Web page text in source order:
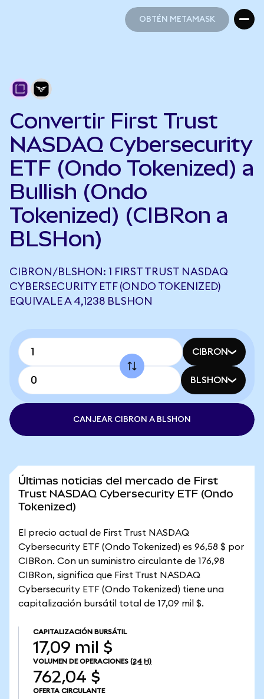
OBTÉN METAMASK
Convertir First Trust
NASDAQ Cybersecurity
ETF (Ondo Tokenized) a
Bullish (Ondo
Tokenized) (CIBRon a
BLSHon)
CIBRON/BLSHON: 1 FIRST TRUST NASDAQ
CYBERSECURITY ETF (ONDO TOKENIZED)
EQUIVALE A 4,1238 BLSHON
CIBRON
BLSHON
CANJEAR CIBRON A BLSHON
Últimas noticias del mercado de First
Trust NASDAQ Cybersecurity ETF (Ondo
Tokenized)
El precio actual de First Trust NASDAQ
Cybersecurity ETF (Ondo Tokenized) es 96,58 $ por
CIBRon. Con un suministro circulante de 176,98
CIBRon, significa que First Trust NASDAQ
Cybersecurity ETF (Ondo Tokenized) tiene una
capitalización bursátil total de 17,09 mil $.
CAPITALIZACIÓN BURSÁTIL
17,09 mil $
VOLUMEN DE OPERACIONES (24 H)
762,04 $
OFERTA CIRCULANTE